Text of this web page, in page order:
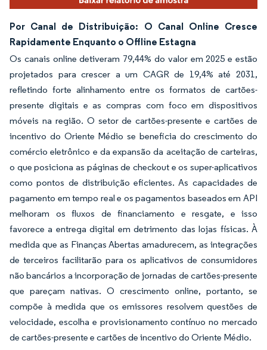
Por Canal de Distribuição: O Canal Online Cresce
Rapidamente Enquanto o Offline Estagna
Os canais online detiveram 79,44% do valor em 2025 e estão
projetados para crescer a um CAGR de 19,4% até 2031,
refletindo forte alinhamento entre os formatos de cartões-
presente digitais e as compras com foco em dispositivos
móveis na região. O setor de cartões-presente e cartões de
incentivo do Oriente Médio se beneficia do crescimento do
comércio eletrônico e da expansão da aceitação de carteiras,
o que posiciona as páginas de checkout e os super-aplicativos
como pontos de distribuição eficientes. As capacidades de
pagamento em tempo real e os pagamentos baseados em API
melhoram os fluxos de financiamento e resgate, e isso
favorece a entrega digital em detrimento das lojas físicas. À
medida que as Finanças Abertas amadurecem, as integrações
de terceiros facilitarão para os aplicativos de consumidores
não bancários a incorporação de jornadas de cartões-presente
que pareçam nativas. O crescimento online, portanto, se
compõe à medida que os emissores resolvem questões de
velocidade, escolha e provisionamento contínuo no mercado
de cartões-presente e cartões de incentivo do Oriente Médio.